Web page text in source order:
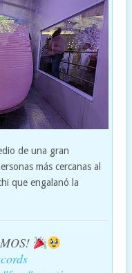
de una gran
más cercanas al
que engalanó la